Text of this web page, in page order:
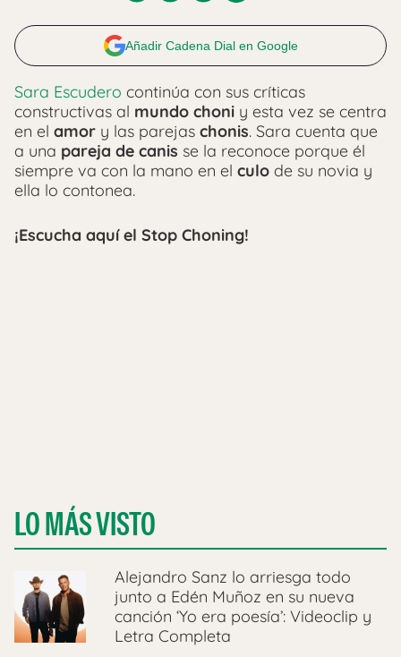
Añadir Cadena Dial en Google
Sara Escudero continúa con sus críticas
constructivas al mundo choni y esta vez se centra
en el amor y las parejas chonis. Sara cuenta que
a una pareja de canis se la reconoce porque él
siempre va con la mano en el culo de su novia y
ella lo contonea.
¡Escucha aquí el Stop Choning!
LO MÁS VISTO
Alejandro Sanz lo arriesga todo
junto a Edén Muñoz en su nueva
canción ‘Yo era poesía’: Videoclip y
Letra Completa